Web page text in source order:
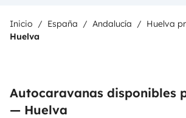
Inicio España Andalucía
Huelva
Huelva
Autocaravanas disponibles
— Huelva